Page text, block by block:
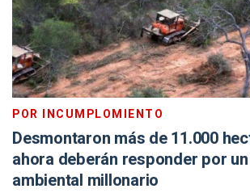
POR INCUMPLOMIENTO
Desmontaron más de 11.000
ahora deberán responder por
ambiental millonario